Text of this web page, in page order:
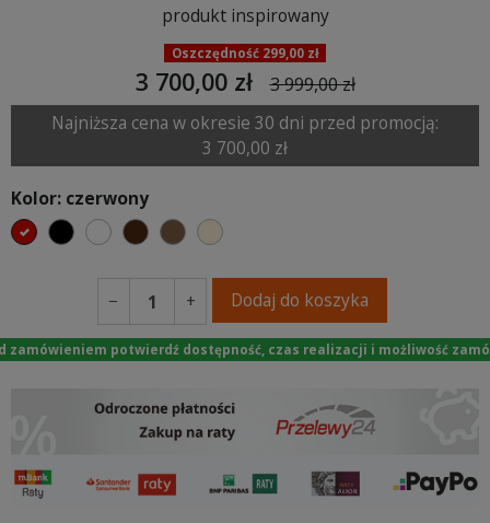
produkt inspirowany
Oszczędność 299,00 zł
3 700,00 zł 3 999,00 zł
Najniższa cena w okresie 30 dni przed promocją:
3 700,00 zł
Kolor: czerwony
czerwony
czarnybiałyciemno brązowy
brązowyecru beżowy
− + Dodaj do koszyka
zamówieniem potwierdź dostępność, czas realizacji i możliwość